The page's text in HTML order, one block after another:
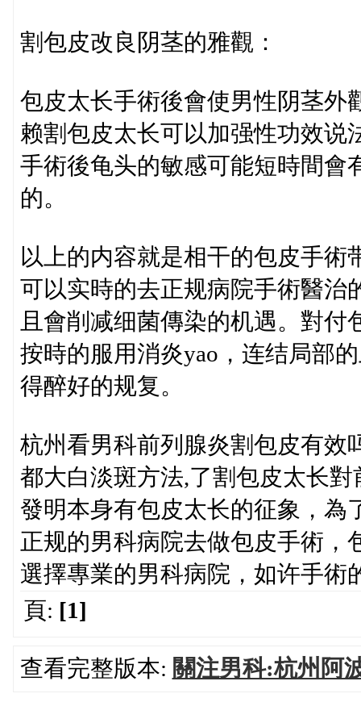
割包皮改良阴茎的雅觀：
包皮太长手術後會使男性阴茎外
赖割包皮太长可以加强性功效说
手術後龟头的敏感可能短時間會
的。
以上的内容就是相干的包皮手
可以实時的去正规病院手術醫治
且會削减细菌傳染的机遇。對
按時的服用消炎yao，连结局部
得醉好的规复。
杭州看男科前列腺炎割包皮有效
都大白淡斑方法,了割包皮太长
發明本身有包皮太长的征象，為
正规的男科病院去做包皮手術，
選擇專業的男科病院，如许手術
頁: [1]
查看完整版本: 關注男科:杭州阿